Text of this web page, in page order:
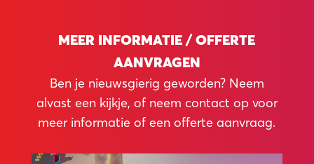
MEER INFORMATIE / OFFERTE
AANVRAGEN
Ben je nieuwsgierig geworden? Neem
alvast een kijkje, of neem contact op voor
meer informatie of een offerte aanvraag.